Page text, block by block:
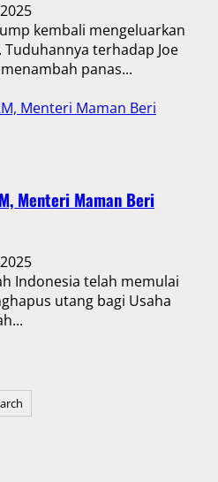
kembali mengeluarkan
terhadap Joe
panas...
Menteri Maman Beri
Menteri Maman Beri
Indonesia telah memulai
utang bagi Usaha